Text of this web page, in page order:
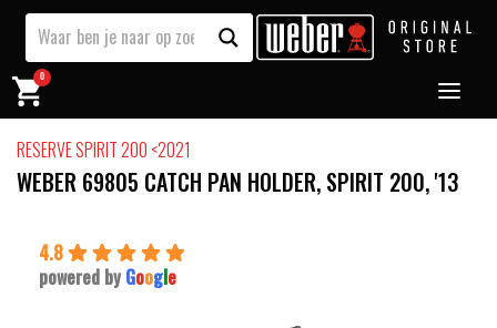
0
RESERVE SPIRIT 200 <2021
WEBER 69805 CATCH PAN HOLDER, SPIRIT 200, '13
4.8
powered by Google